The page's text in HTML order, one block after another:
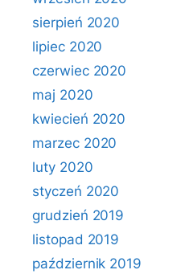
sierpień 2020
lipiec 2020
czerwiec 2020
maj 2020
kwiecień 2020
marzec 2020
luty 2020
styczeń 2020
grudzień 2019
listopad 2019
październik 2019